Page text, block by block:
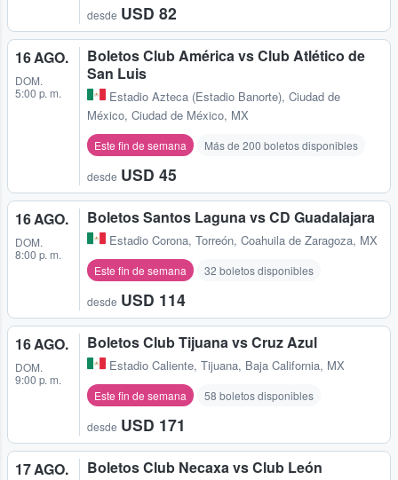
desde USD 82
16 AGO.
DOM.
5:00 p. m.
Boletos Club América vs Club Atlético de
San Luis
Estadio Azteca (Estadio Banorte), Ciudad de
México, Ciudad de México, MX
Este fin de semana Más de 200 boletos disponibles
desde USD 45
16 AGO.
DOM.
8:00 p. m.
Boletos Santos Laguna vs CD Guadalajara
Estadio Corona, Torreón, Coahuila de Zaragoza, MX
Este fin de semana 32 boletos disponibles
desde USD 114
16 AGO.
DOM.
9:00 p. m.
Boletos Club Tijuana vs Cruz Azul
Estadio Caliente, Tijuana, Baja California, MX
Este fin de semana 58 boletos disponibles
desde USD 171
17 AGO. Boletos Club Necaxa vs Club León